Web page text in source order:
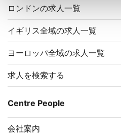
ロンドンの求人一覧
イギリス全域の求人一覧
ヨーロッパ全域の求人一覧
求人を検索する
Centre People
会社案内